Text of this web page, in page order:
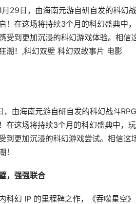
月29日，由海南元游自研自发的科幻
！在这场将持续3个月的科幻盛典中
受到更加沉浸的科幻游戏体验。相
潮！,科幻双壁 科幻双故事片 电影
，由海南元游自研自发的科幻战斗
在这场将持续3个月的科幻盛典中，
到更加沉浸的科幻游戏尝试。相信
！
，强强联合
科幻 IP 的里程碑之作，《吞噬星空